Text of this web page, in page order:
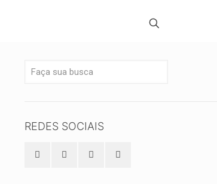
REDES SOCIAIS